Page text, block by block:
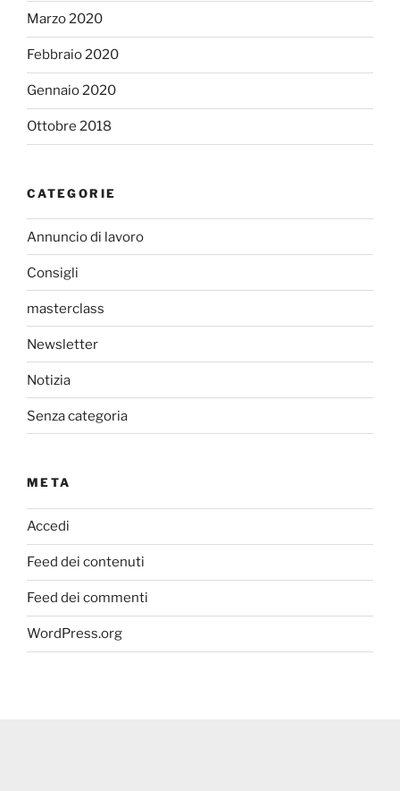
Marzo 2020
Febbraio 2020
Gennaio 2020
Ottobre 2018
CATEGORIE
Annuncio di lavoro
Consigli
masterclass
Newsletter
Notizia
Senza categoria
META
Accedi
Feed dei contenuti
Feed dei commenti
WordPress.org